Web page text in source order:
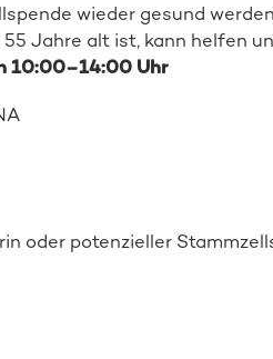
wieder gesund
Jahre alt ist, kann helfen
10:00–14:00 Uhr
oder potenzieller